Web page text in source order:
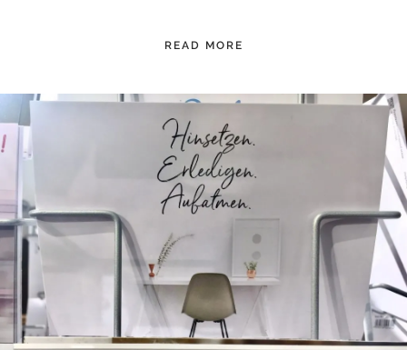
READ MORE